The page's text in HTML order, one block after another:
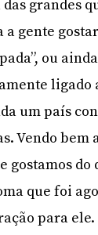
grandes
a gente
ou
ligado
um país
Vendo bem
gostamos do
que foi
para